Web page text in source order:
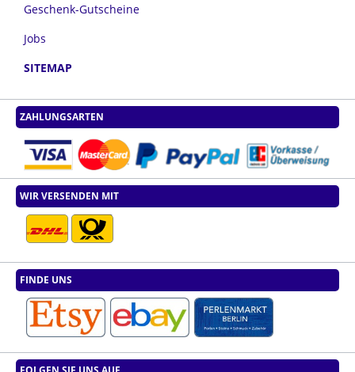
Geschenk-Gutscheine
Jobs
SITEMAP
ZAHLUNGSARTEN
WIR VERSENDEN MIT
FINDE UNS